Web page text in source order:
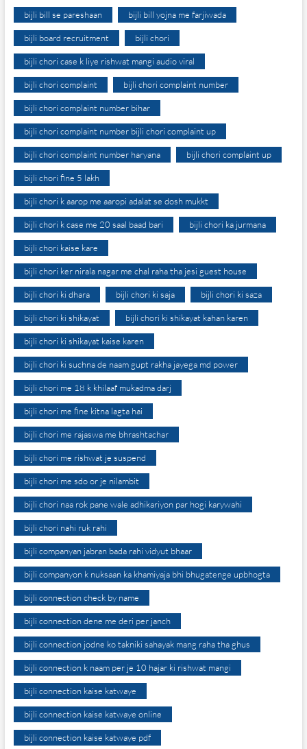
bijli bill se pareshaan bijli bill yojna me farjiwada
bijli board recruitment bijli chori
bijli chori case k liye rishwat mangi audio viral
bijli chori complaint bijli chori complaint number
bijli chori complaint number bihar
bijli chori complaint number bijli chori complaint up
bijli chori complaint number haryana bijli chori complaint up
bijli chori fine 5 lakh
bijli chori k aarop me aaropi adalat se dosh mukkt
bijli chori k case me 20 saal baad bari bijli chori ka jurmana
bijli chori kaise kare
bijli chori ker nirala nagar me chal raha tha jesi guest house
bijli chori ki dhara bijli chori ki saja bijli chori ki saza
bijli chori ki shikayat bijli chori ki shikayat kahan karen
bijli chori ki shikayat kaise karen
bijli chori ki suchna de naam gupt rakha jayega md power
bijli chori me 18 k khilaaf mukadma darj
bijli chori me fine kitna lagta hai
bijli chori me rajaswa me bhrashtachar
bijli chori me rishwat je suspend
bijli chori me sdo or je nilambit
bijli chori naa rok pane wale adhikariyon par hogi karywahi
bijli chori nahi ruk rahi
bijli companyan jabran bada rahi vidyut bhaar
bijli companyon k nuksaan ka khamiyaja bhi bhugatenge upbhogta
bijli connection check by name
bijli connection dene me deri per janch
bijli connection jodne ko takniki sahayak mang raha tha ghus
bijli connection k naam per je 10 hajar ki rishwat mangi
bijli connection kaise katwaye
bijli connection kaise katwaye online
bijli connection kaise katwaye pdf